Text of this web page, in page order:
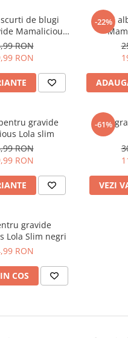
de blugi
Mamalicious
RON
RON
-22%
Blugi
gravide
Lola slim
RON
RON
-61%
Blugi
VEZI
gravide
Lola Slim negri
RON
COS